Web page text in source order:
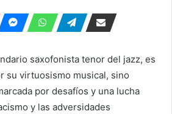
saxofonista tenor del jazz, es
su virtuosismo musical, sino
por desafíos y una lucha
y las adversidades